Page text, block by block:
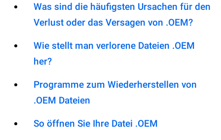
Was sind die häufigsten Ursachen für den
Verlust oder das Versagen von .OEM?
Wie stellt man verlorene Dateien .OEM
her?
Programme zum Wiederherstellen von
.OEM Dateien
So öffnen Sie Ihre Datei .OEM